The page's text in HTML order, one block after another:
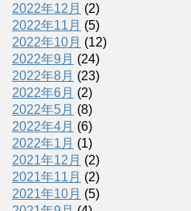
2022年12月 (2)
2022年11月 (5)
2022年10月 (12)
2022年9月 (24)
2022年8月 (23)
2022年6月 (2)
2022年5月 (8)
2022年4月 (6)
2022年1月 (1)
2021年12月 (2)
2021年11月 (2)
2021年10月 (5)